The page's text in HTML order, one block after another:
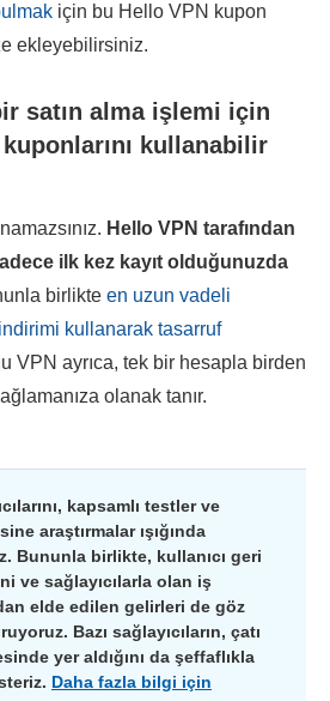
için bu Hello VPN kupon
ekleyebilirsiniz.
satın alma işlemi için
kullanabilir
Hello VPN tarafından
ilk kez kayıt olduğunuzda
birlikte en uzun vadeli
kullanarak tasarruf
VPN ayrıca, tek bir hesapla birden
olanak tanır.
kapsamlı testler ve
araştırmalar ışığında
Bununla birlikte, kullanıcı geri
ve sağlayıcılarla olan iş
elde edilen gelirleri de göz
Bazı sağlayıcıların, çatı
yer aldığını da şeffaflıkla
Daha fazla bilgi için